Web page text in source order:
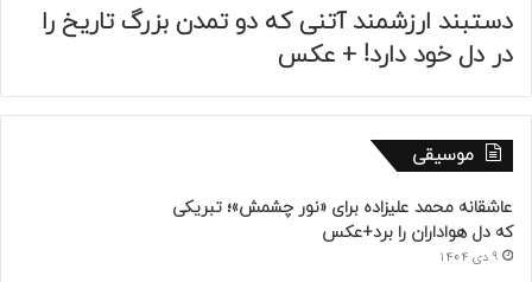
دستبند ارزشمند آتنی که دو تمدن بزرگ تاریخ را
در دل خود دارد! + عکس
موسیقی
عاشقانه محمد علیزاده برای «نور چشمش»؛ تبریکی
که دل هواداران را برد+عکس
9 دی 1404